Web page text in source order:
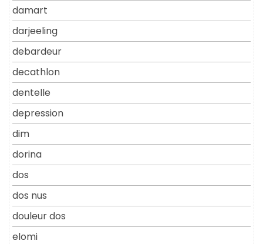
damart
darjeeling
debardeur
decathlon
dentelle
depression
dim
dorina
dos
dos nus
douleur dos
elomi